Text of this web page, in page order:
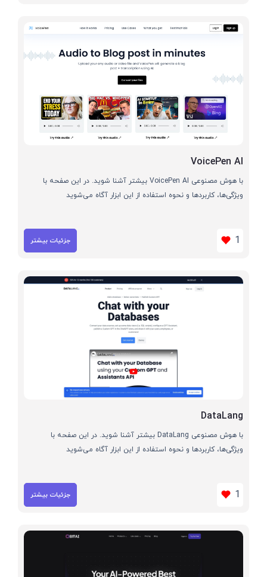
VoicePen AI
با هوش مصنوعی VoicePen AI بیشتر آشنا شوید. در این صفحه با
ویژگی‌ها، کاربردها و نحوه استفاده از این ابزار آگاه می‌شوید
1 جزئیات بیشتر
DataLang
با هوش مصنوعی DataLang بیشتر آشنا شوید. در این صفحه با
ویژگی‌ها، کاربردها و نحوه استفاده از این ابزار آگاه می‌شوید
1 جزئیات بیشتر